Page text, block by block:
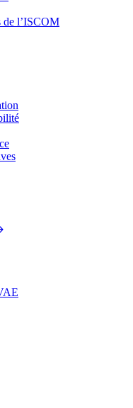
de l’ISCOM